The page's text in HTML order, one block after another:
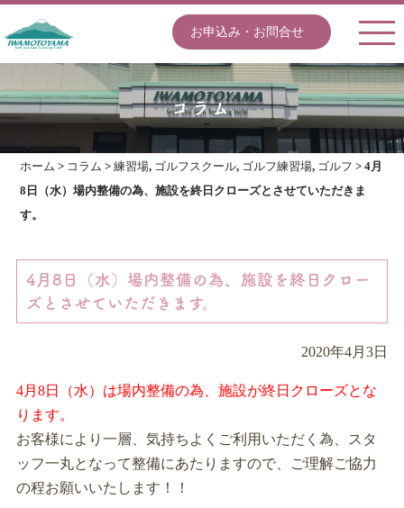
お申込み・お問合せ
コラム
ホーム > コラム >練習場, ゴルフスクール, ゴルフ練習場, ゴルフ >4月
8日（水）場内整備の為、施設を終日クローズとさせていただきま
す。
4月8日（水）場内整備の為、施設を終日クロー
ズとさせていただきます。
2020年4月3日
4月8日（水）は場内整備の為、施設が終日クローズとな
ります。
お客様により一層、気持ちよくご利用いただく為、スタ
ッフ一丸となって整備にあたりますので、ご理解ご協力
の程お願いいたします！！